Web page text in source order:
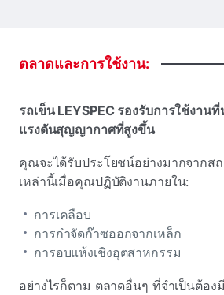
ตลาดและการใช้งาน:
รถเข็น LEYSPEC รองรับการใช้งาน
แรงดันสุญญากาศที่สูงขึ้น
คุณจะได้รับประโยชน์อย่างมากจากส
เหล่านี้เมื่อคุณปฏิบัติงานภายใน:
การเคลือบ
การกําจัดก๊าซออกจากเหล็ก
การอบแห้งเชิงอุตสาหกรรม
อย่างไรก็ตาม ตลาดอื่นๆ ที่จําเป็นต้อง